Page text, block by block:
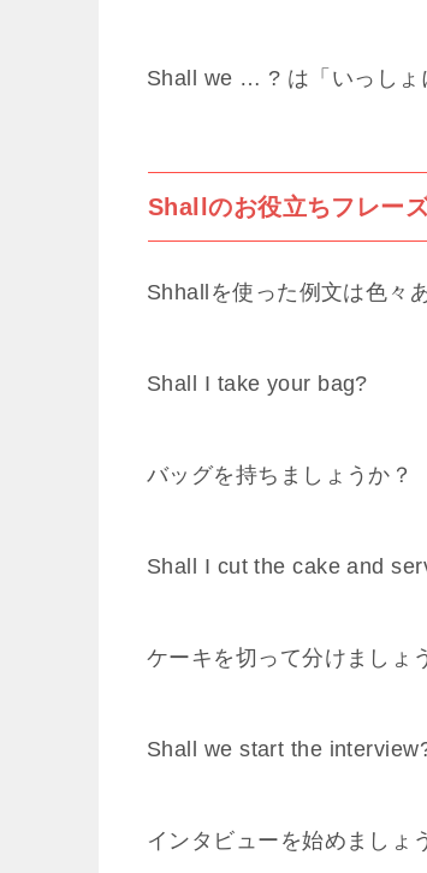
Shall we … ? は「いっしょ
Shallのお役立ちフレー
Shhallを使った例文は色々
Shall I take your bag?
バッグを持ちましょうか？
Shall I cut the cake and
ケーキを切って分けましょ
Shall we start the
インタビューを始めましょ